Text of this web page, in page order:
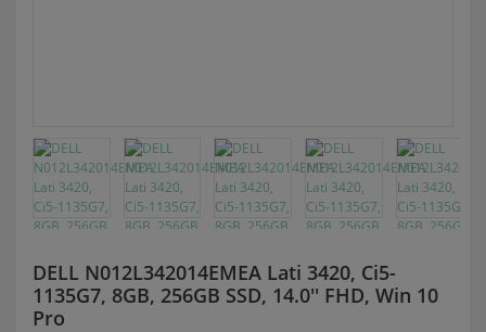
DELL N012L342014EMEA Lati 3420, Ci5-
1135G7, 8GB, 256GB SSD, 14.0'' FHD, Win 10
Pro